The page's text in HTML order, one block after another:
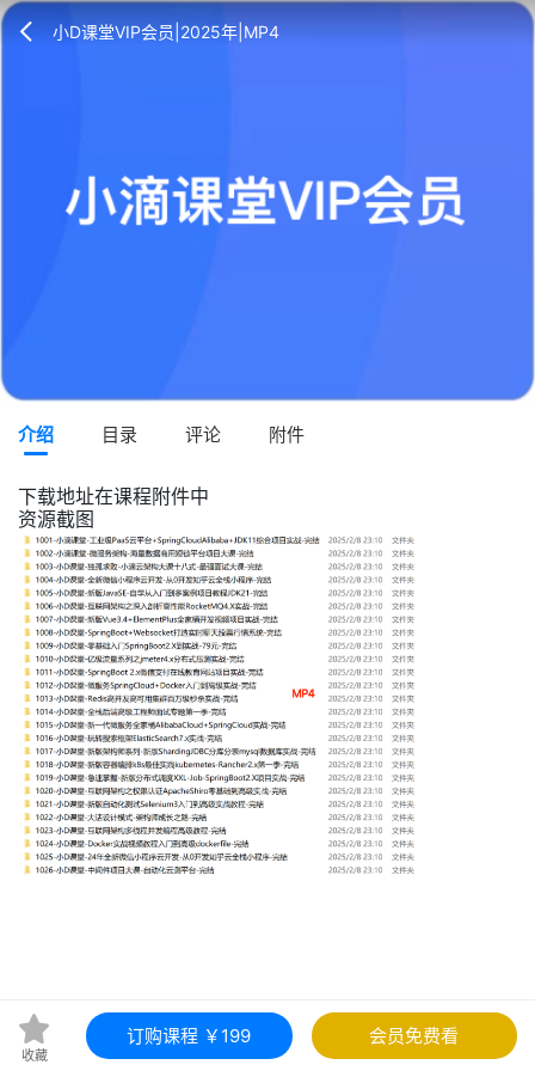
小D课堂VIP会员|2025年|MP4
介绍 目录 评论 附件
下载地址在课程附件中
资源截图
收藏
订购课程 ￥199 会员免费看